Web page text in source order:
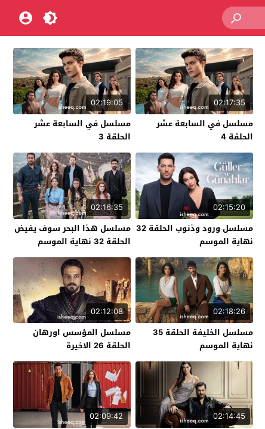
02:17:35
مسلسل في السابعة عشر
الحلقة 4
02:19:05
مسلسل في السابعة عشر
الحلقة 3
02:15:20
مسلسل ورود وذنوب الحلقة 32
نهاية الموسم
02:16:35
مسلسل هذا البحر سوف يفيض
الحلقة 32 نهاية الموسم
02:18:26
مسلسل الخليفة الحلقة 35
نهاية الموسم
02:12:08
مسلسل المؤسس اورهان
الحلقة 26 الاخيرة
02:14:45
02:09:42